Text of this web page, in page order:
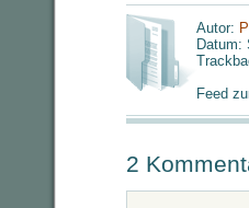
Autor:
Datum:
Feed
2